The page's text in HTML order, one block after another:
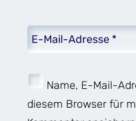
Name, E-Mail-
diesem Browser für